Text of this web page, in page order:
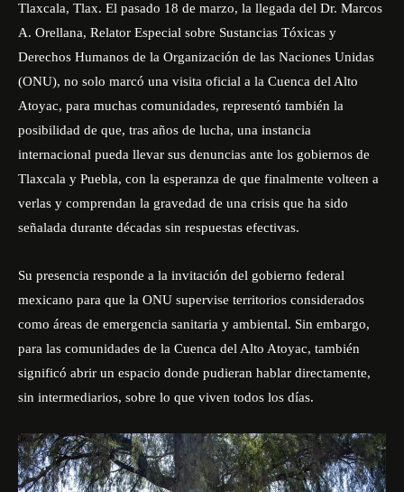
Tlaxcala, Tlax. El pasado 18 de marzo, la llegada del Dr. Marcos
A. Orellana, Relator Especial sobre Sustancias Tóxicas y
Derechos Humanos de la Organización de las Naciones Unidas
(ONU), no solo marcó una visita oficial a la Cuenca del Alto
Atoyac, para muchas comunidades, representó también la
posibilidad de que, tras años de lucha, una instancia
internacional pueda llevar sus denuncias ante los gobiernos de
Tlaxcala y Puebla, con la esperanza de que finalmente volteen a
verlas y comprendan la gravedad de una crisis que ha sido
señalada durante décadas sin respuestas efectivas.
Su presencia responde a la invitación del gobierno federal
mexicano para que la ONU supervise territorios considerados
como áreas de emergencia sanitaria y ambiental. Sin embargo,
para las comunidades de la Cuenca del Alto Atoyac, también
significó abrir un espacio donde pudieran hablar directamente,
sin intermediarios, sobre lo que viven todos los días.